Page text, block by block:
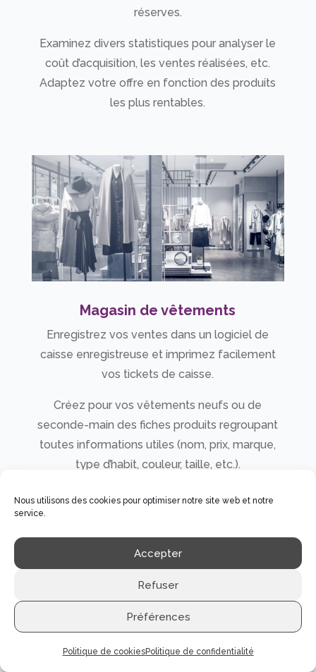
Nous utilisons des cookies pour optimiser notre site web et notre
service.
Accepter
Refuser
Préférences
Politique de cookiesPolitique de confidentialité
réserves.
Examinez divers statistiques pour analyser le
coût d’acquisition, les ventes réalisées, etc.
Adaptez votre offre en fonction des produits
les plus rentables.
Magasin de vêtements
Enregistrez vos ventes dans un logiciel de
caisse enregistreuse et imprimez facilement
vos tickets de caisse.
Créez pour vos vêtements neufs ou de
seconde-main des fiches produits regroupant
toutes informations utiles (nom, prix, marque,
type d’habit, couleur, taille, etc.).
Bénéficiez d’une vue en temps réel sur votre
commandes au bon moment auprès des
fournisseurs selon les saisons et les ventes